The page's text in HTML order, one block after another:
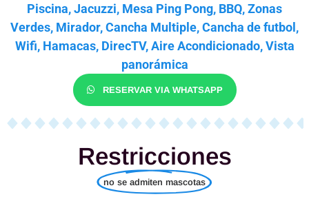
Piscina, Jacuzzi, Mesa Ping Pong, BBQ, Zonas
Verdes, Mirador, Cancha Multiple, Cancha de futbol,
Wifi, Hamacas, DirecTV, Aire Acondicionado, Vista
panorámica
RESERVAR VIA WHATSAPP
Restricciones
no se admiten mascotas